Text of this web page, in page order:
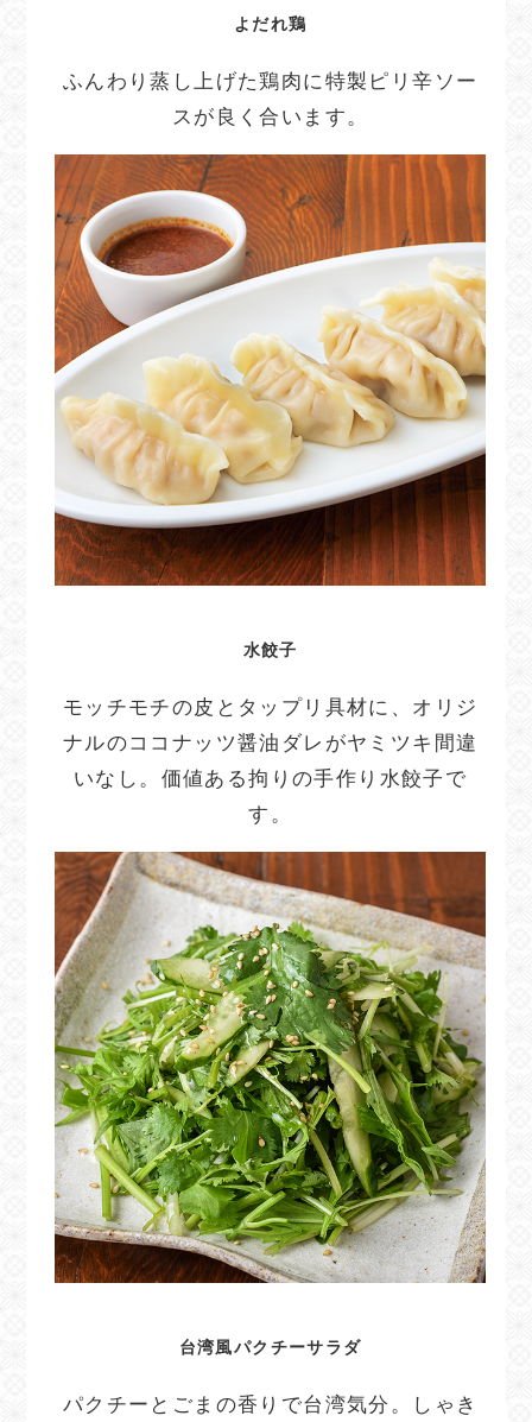
よだれ鶏
ふんわり蒸し上げた鶏肉に特製ピリ辛ソー
スが良く合います。
水餃子
モッチモチの皮とタップリ具材に、オリジ
ナルのココナッツ醤油ダレがヤミツキ間違
いなし。価値ある拘りの手作り水餃子で
す。
台湾風パクチーサラダ
パクチーとごまの香りで台湾気分。しゃき